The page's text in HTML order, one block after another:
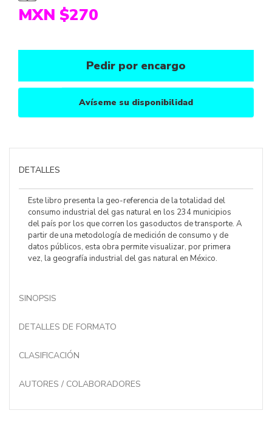
MXN $270
Pedir por encargo
Avíseme su disponibilidad
DETALLES
Este libro presenta la geo-referencia de la totalidad del
consumo industrial del gas natural en los 234 municipios
del país por los que corren los gasoductos de transporte. A
partir de una metodología de medición de consumo y de
datos públicos, esta obra permite visualizar, por primera
vez, la geografía industrial del gas natural en México.
SINOPSIS
DETALLES DE FORMATO
CLASIFICACIÓN
AUTORES / COLABORADORES